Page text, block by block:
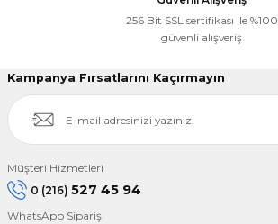
256 Bit SSL sertifikası ile %100
güvenli alışveriş
Kampanya Fırsatlarını Kaçırmayın
Müşteri Hizmetleri
0 (216) 527 45 94
WhatsApp Sipariş